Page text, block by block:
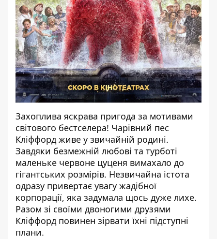
Захоплива яскрава пригода за мотивами
світового бестселера! Чарівний пес
Кліффорд живе у звичайній родині.
Завдяки безмежній любові та турботі
маленьке червоне цуценя вимахало до
гігантських розмірів. Незвичайна істота
одразу привертає увагу жадібної
корпорації, яка задумала щось дуже лихе.
Разом зі своїми двоногими друзями
Кліффорд повинен зірвати їхні підступні
плани.